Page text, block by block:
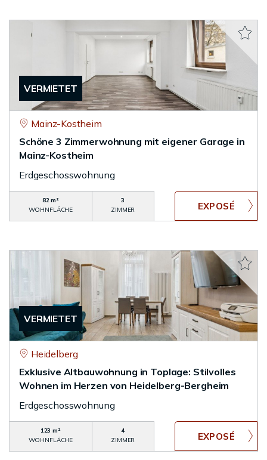
VERMIETET
Mainz-Kostheim
Schöne 3 Zimmerwohnung mit eigener Garage in
Mainz-Kostheim
Erdgeschosswohnung
82 m²
WOHNFLÄCHE
3
ZIMMER
VERMIETET
Heidelberg
Exklusive Altbauwohnung in Toplage: Stilvolles
Wohnen im Herzen von Heidelberg-Bergheim
Erdgeschosswohnung
123 m²
WOHNFLÄCHE
4
ZIMMER